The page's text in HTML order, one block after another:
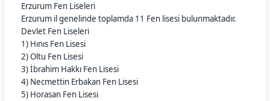
Erzurum Fen Liseleri
Erzurum il genelinde toplamda 11 Fen lisesi bulunmaktadır.
Devlet Fen Liseleri
1) Hınıs Fen Lisesi
2) Oltu Fen Lisesi
3) İbrahim Hakkı Fen Lisesi
4) Necmettin Erbakan Fen Lisesi
5) Horasan Fen Lisesi